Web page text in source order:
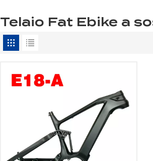
Telaio Fat Ebike a